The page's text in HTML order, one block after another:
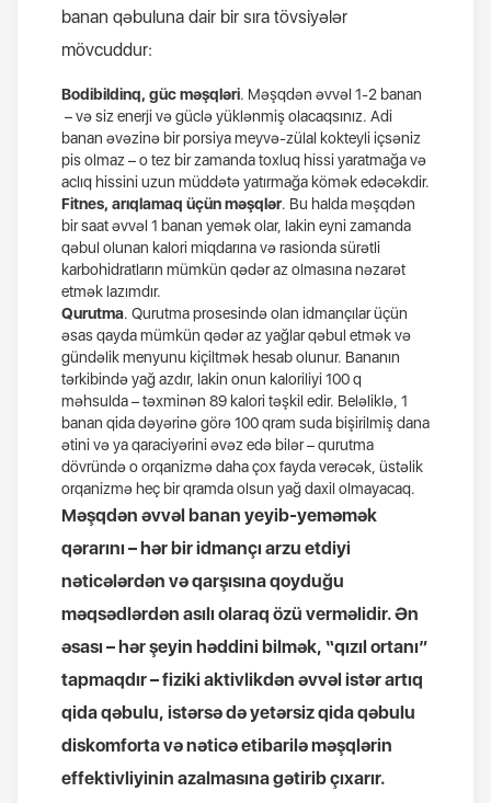
banan qəbuluna dair bir sıra tövsiyələr
mövcuddur:
Bodibildinq, güc məşqləri. Məşqdən əvvəl 1-2 banan
– və siz enerji və güclə yüklənmiş olacaqsınız. Adi
banan əvəzinə bir porsiya meyvə-zülal kokteyli içsəniz
pis olmaz – o tez bir zamanda toxluq hissi yaratmağa və
aclıq hissini uzun müddətə yatırmağa kömək edəcəkdir.
Fitnes, arıqlamaq üçün məşqlər. Bu halda məşqdən
bir saat əvvəl 1 banan yemək olar, lakin eyni zamanda
qəbul olunan kalori miqdarına və rasionda sürətli
karbohidratların mümkün qədər az olmasına nəzarət
etmək lazımdır.
Qurutma. Qurutma prosesində olan idmançılar üçün
əsas qayda mümkün qədər az yağlar qəbul etmək və
gündəlik menyunu kiçiltmək hesab olunur. Bananın
tərkibində yağ azdır, lakin onun kaloriliyi 100 q
məhsulda – təxminən 89 kalori təşkil edir. Beləliklə, 1
banan qida dəyərinə görə 100 qram suda bişirilmiş dana
ətini və ya qaraciyərini əvəz edə bilər – qurutma
dövründə o orqanizmə daha çox fayda verəcək, üstəlik
orqanizmə heç bir qramda olsun yağ daxil olmayacaq.
Məşqdən əvvəl banan yeyib-yeməmək
qərarını – hər bir idmançı arzu etdiyi
nəticələrdən və qarşısına qoyduğu
məqsədlərdən asılı olaraq özü verməlidir. Ən
əsası – hər şeyin həddini bilmək, “qızıl ortanı”
tapmaqdır – fiziki aktivlikdən əvvəl istər artıq
qida qəbulu, istərsə də yetərsiz qida qəbulu
diskomforta və nəticə etibarilə məşqlərin
effektivliyinin azalmasına gətirib çıxarır.